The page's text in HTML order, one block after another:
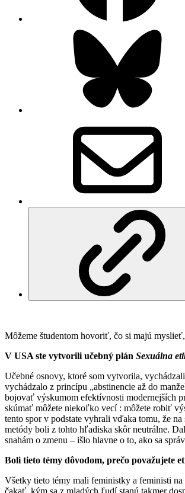
Môžeme študentom hovoriť, čo si majú
V USA ste vytvorili učebný plán Sexuálna
Učebné osnovy, ktoré som vytvorila,
vychádzalo z princípu „abstinencie až do
bojovať výskumom efektívnosti modernejších
skúmať môžete niekoľko vecí : môžete robiť
tento spor v podstate vyhrali vďaka tomu, že
metódy boli z tohto hľadiska skôr neutrálne.
snahám o zmenu – išlo hlavne o to, ako sa
Boli tieto témy dôvodom, prečo považujete
Všetky tieto témy mali feministky a feministi
čakať, kým sa z mladých ľudí stanú takmer